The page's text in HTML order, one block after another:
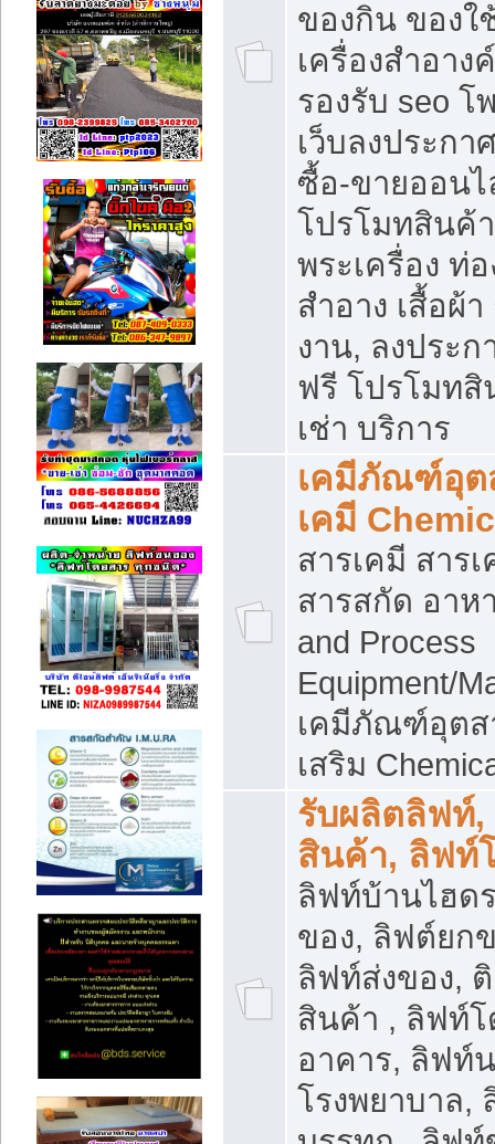
ของกิน ของใ
เครื่องสำอา
รองรับ seo โ
เว็บลงประก
ซื้อ-ขายออน
โปรโมทสินค้
พระเครื่อง ท่อ
สำอาง เสื้อผ้
งาน, ลงประ
ฟรี โปรโมท
เช่า บริการ
เคมีภัณฑ์อุต
เคมี
สารเคมี สาร
สารสกัด อาห
and Process
Equipment/
เคมีภัณฑ์อุตส
เสริม
รับผลิตลิฟท์
สินค้า, ลิฟท์
ลิฟท์บ้านไฮด
ของ, ลิฟต์ยก
ลิฟท์ส่งของ,
สินค้า , ลิฟท์
อาคาร, ลิฟท์
โรงพยาบาล,